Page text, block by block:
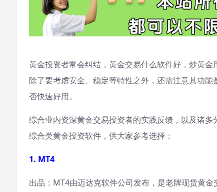
黄金投资者常会纠结，黄金交易什么软件好，炒黄
除了要考虑安全、稳定等特性之外，还需注意其功
否快速好用。
综合业内资深黄金交易投资者的实践反馈，以及诸多
综合类黄金投资软件，供大家参考选择：
1. MT4
出品：MT4由迈达克软件公司发布，是老牌现货黄金